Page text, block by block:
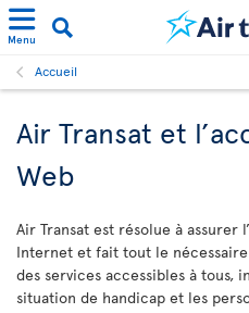
Menu
Accueil
Air Transat et
Web
Air Transat est résolue à assurer
Internet et fait tout le
des services accessibles à tous,
situation de handicap et les